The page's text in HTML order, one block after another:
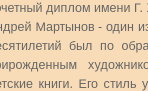
диплом имени
Мартынов - один
был по
книги. Его